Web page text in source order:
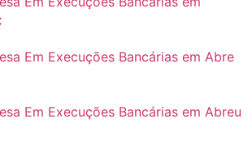
Em Execuções Bancárias em Abre
Em Execuções Bancárias em Abreu